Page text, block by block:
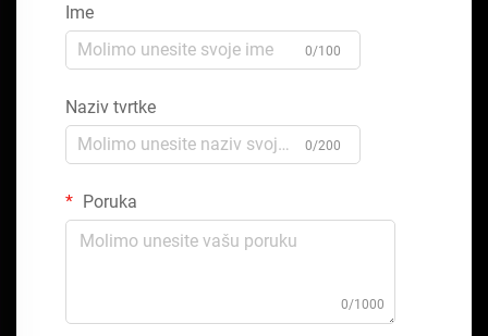
Ime
0/100
Naziv tvrtke
0/200
Poruka
0/1000